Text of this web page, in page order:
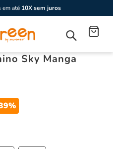
em até 10X sem juros
Sky Manga